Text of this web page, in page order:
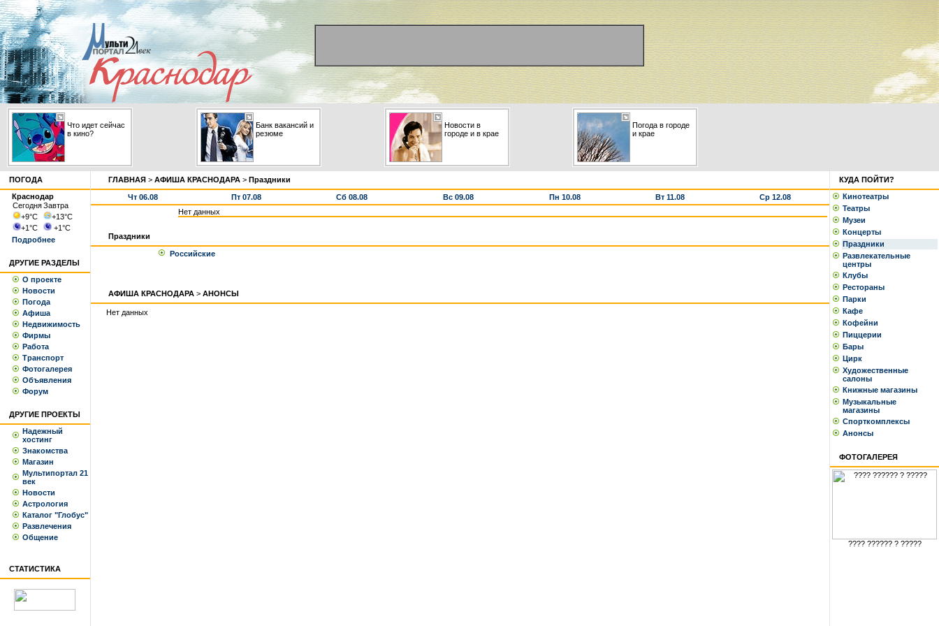
Что идет сейчас
в кино?
Банк вакансий и
резюме
Новости в
городе и в крае
Погода в городе
и крае
ПОГОДА
Краснодар
СегодняЗавтра
+9°С +13°С
+1°С +1°С
Подробнее
ДРУГИЕ РАЗДЕЛЫ
О проекте
Новости
Погода
Афиша
Недвижимость
Фирмы
Работа
Транспорт
Фотогалерея
Объявления
Форум
ДРУГИЕ ПРОЕКТЫ
Надежный
хостинг
Знакомства
Магазин
Мультипортал 21
век
Новости
Астрология
Каталог "Глобус"
Развлечения
Общение
СТАТИСТИКА
ГЛАВНАЯ > АФИША КРАСНОДАРА > Праздники
Чт 06.08 Пт 07.08 Сб 08.08 Вс 09.08 Пн 10.08 Вт 11.08
Ср 12.08
Нет данных
Праздники
Российские
АФИША КРАСНОДАРА > АНОНСЫ
Нет данных
КУДА ПОЙТИ?
Кинотеатры
Театры
Музеи
Концерты
Праздники
Развлекательные
центры
Клубы
Рестораны
Парки
Кафе
Кофейни
Пиццерии
Бары
Цирк
Художественные
салоны
Книжные магазины
Музыкальные
магазины
Спорткомплексы
Анонсы
ФОТОГАЛЕРЕЯ
???? ?????? ? ?????